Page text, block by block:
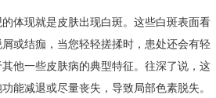
体现就是皮肤出现白斑。这些白斑表面看
或结痂，当您轻轻搓揉时，患处还会有轻
他一些皮肤病的典型特征。往深了说，这
能减退或尽量丧失，导致局部色素脱失。